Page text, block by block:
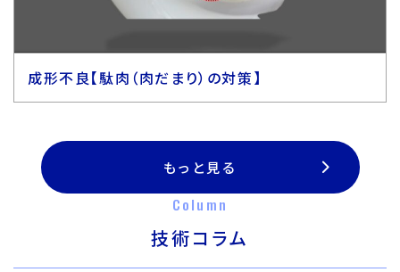
成形不良【駄肉（肉だまり）の対策】
もっと見る
Column
技術コラム